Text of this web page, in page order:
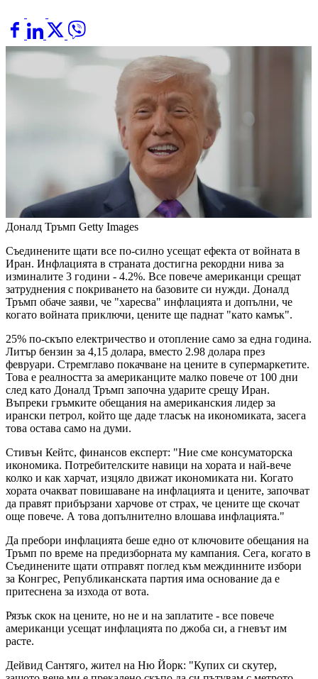
Доналд Тръмп Getty Images
Съединените щати все по-силно усещат ефекта от войната в
Иран. Инфлацията в страната достигна рекордни нива за
изминалите 3 години - 4.2%. Все повече американци срещат
затруднения с покриването на базовите си нужди. Доналд
Тръмп обаче заяви, че "харесва" инфлацията и допълни, че
когато войната приключи, цените ще паднат "като камък".
25% по-скъпо електричество и отопление само за една година.
Литър бензин за 4,15 долара, вместо 2.98 долара през
февруари. Стремглаво покачване на цените в супермаркетите.
Това е реалността за американците малко повече от 100 дни
след като Доналд Тръмп започна ударите срещу Иран.
Въпреки гръмките обещания на американския лидер за
ирански петрол, който ще даде тласък на икономиката, засега
това остава само на думи.
Стивън Кейтс, финансов експерт: "Ние сме консуматорска
икономика. Потребителските навици на хората и най-вече
колко и как харчат, изцяло движат икономиката ни. Когато
хората очакват повишаване на инфлацията и цените, започват
да правят прибързани харчове от страх, че цените ще скочат
още повече. А това допълнително влошава инфлацията."
Да пребори инфлацията беше едно от ключовите обещания на
Тръмп по време на предизборната му кампания. Сега, когато в
Съединените щати отправят поглед към междинните избори
за Конгрес, Републиканската партия има основание да е
притеснена за изхода от вота.
Рязък скок на цените, но не и на заплатите - все повече
американци усещат инфлацията по джоба си, а гневът им
расте.
Дейвид Сантяго, жител на Ню Йорк: "Купих си скутер,